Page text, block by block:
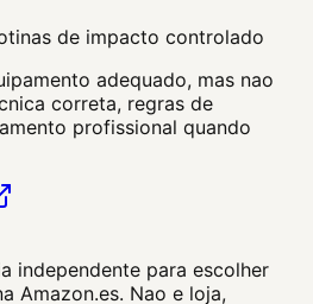
de impacto controlado
adequado, mas nao
correta, regras de
profissional quando
independente para escolher
Amazon.es. Nao e loja,